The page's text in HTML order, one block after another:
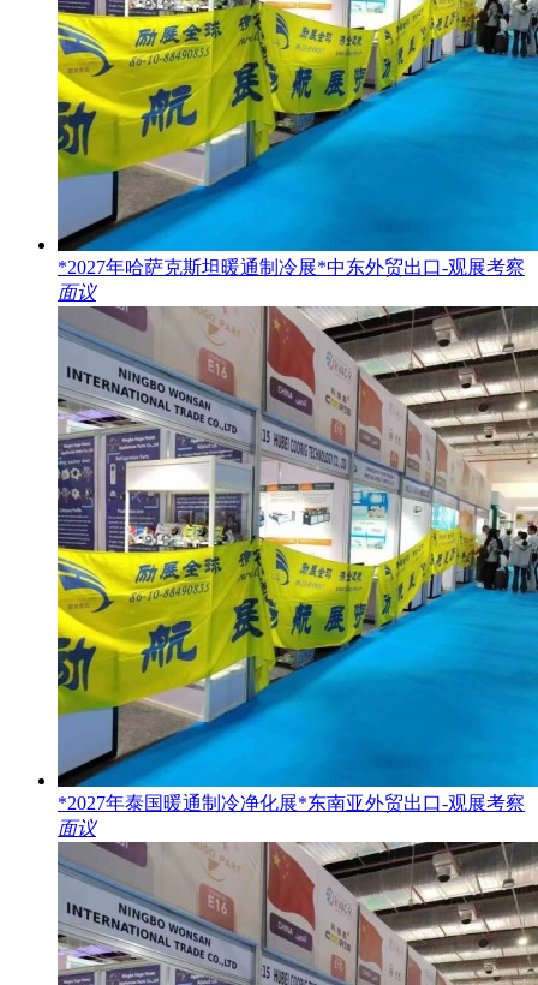
*2027年哈萨克斯坦暖通制冷展*中东外贸出口-观展考察
面议
*2027年泰国暖通制冷净化展*东南亚外贸出口-观展考察
面议